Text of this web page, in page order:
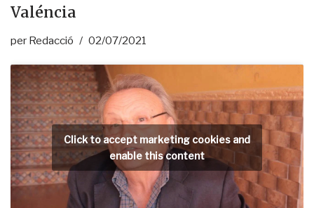
Valéncia
per Redacció 02/07/2021
Click to accept marketing cookies and
enable this content